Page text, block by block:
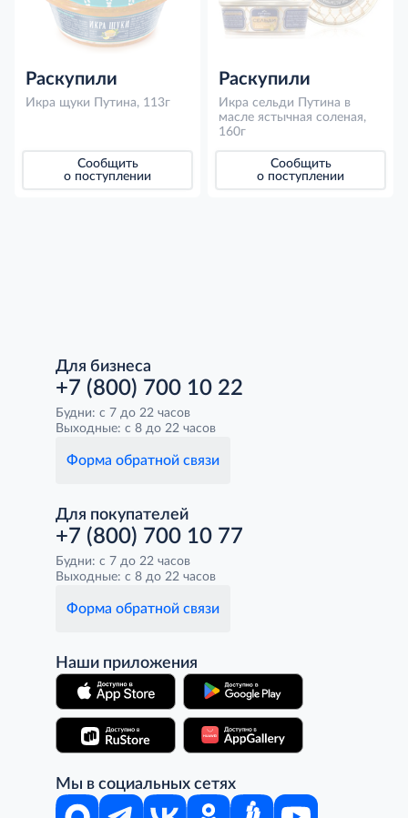
Раскупили
Икра щуки Путина, 113г
Сообщить
о поступлении
Раскупили
Икра сельди Путина в
масле ястычная соленая,
160г
Сообщить
о поступлении
Для бизнеса
+7 (800) 700 10 22
Будни: с 7 до 22 часов
Выходные: с 8 до 22 часов
Форма обратной связи
Для покупателей
+7 (800) 700 10 77
Будни: с 7 до 22 часов
Выходные: с 8 до 22 часов
Форма обратной связи
Наши приложения
Мы в социальных сетях